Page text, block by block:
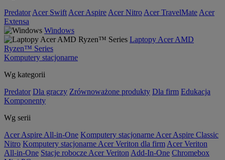
Predator Acer Swift Acer Aspire Acer Nitro Acer TravelMate Acer
Extensa
Windows
Laptopy Acer AMD
Ryzen™ Series
Komputery stacjonarne
Wg kategorii
Predator Dla graczy Zrównoważone produkty Dla firm Edukacja
Komponenty
Wg serii
Acer Aspire All-in-One Komputery stacjonarne Acer Aspire Classic
Nitro Komputery stacjonarne Acer Veriton dla firm Acer Veriton
All-in-One Stacje robocze Acer Veriton Add-In-One Chromebox